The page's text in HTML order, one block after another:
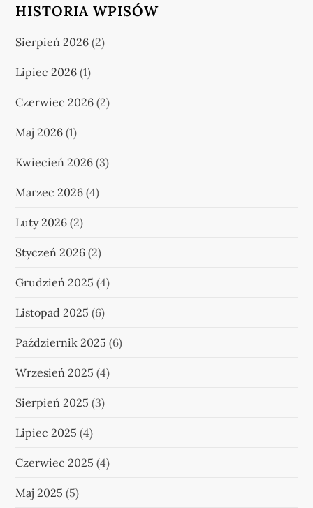
HISTORIA WPISÓW
Sierpień 2026 (2)
Lipiec 2026 (1)
Czerwiec 2026 (2)
Maj 2026 (1)
Kwiecień 2026 (3)
Marzec 2026 (4)
Luty 2026 (2)
Styczeń 2026 (2)
Grudzień 2025 (4)
Listopad 2025 (6)
Październik 2025 (6)
Wrzesień 2025 (4)
Sierpień 2025 (3)
Lipiec 2025 (4)
Czerwiec 2025 (4)
Maj 2025 (5)